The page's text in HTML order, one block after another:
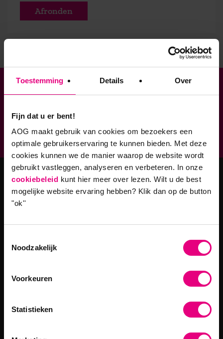
Toestemming Details Over
Fijn dat u er bent!
AOG maakt gebruik van cookies om bezoekers een
optimale gebruikerservaring te kunnen bieden. Met deze
cookies kunnen we de manier waarop de website wordt
gebruikt vastleggen, analyseren en verbeteren. In onze
cookiebeleid kunt hier meer over lezen. Wilt u de best
mogelijke website ervaring hebben? Klik dan op de button
"ok''
Noodzakelijk
Voorkeuren
Statistieken
Afronden
Verbonden aan
Geaccrediteerde opleidingen
9,0 op klantenvertellen.nl
Masteropleidingen
MBA Innovatie & Leiderschap
Programma's
Filosofie in Organisaties
Mens- en Organisatieontwikkeling